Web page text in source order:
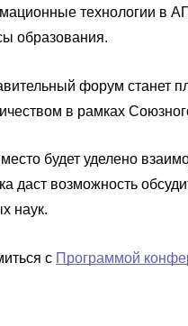
технологии в
образования.
форум станет
в рамках
будет уделено
даст возможность
наук.
с Программой